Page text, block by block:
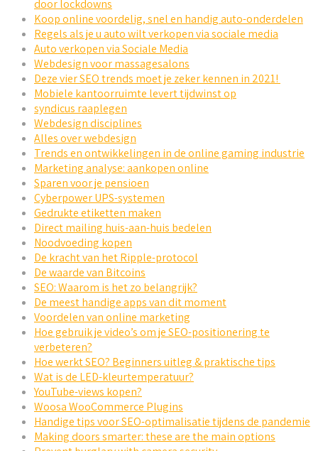
door lockdowns
Koop online voordelig, snel en handig auto-onderdelen
Regels als je u auto wilt verkopen via sociale media
Auto verkopen via Sociale Media
Webdesign voor massagesalons
Deze vier SEO trends moet je zeker kennen in 2021!
Mobiele kantoorruimte levert tijdwinst op
syndicus raaplegen
Webdesign disciplines
Alles over webdesign
Trends en ontwikkelingen in de online gaming industrie
Marketing analyse: aankopen online
Sparen voor je pensioen
Cyberpower UPS-systemen
Gedrukte etiketten maken
Direct mailing huis-aan-huis bedelen
Noodvoeding kopen
De kracht van het Ripple-protocol
De waarde van Bitcoins
SEO: Waarom is het zo belangrijk?
De meest handige apps van dit moment
Voordelen van online marketing
Hoe gebruik je video’s om je SEO-positionering te
verbeteren?
Hoe werkt SEO? Beginners uitleg & praktische tips
Wat is de LED-kleurtemperatuur?
YouTube-views kopen?
Woosa WooCommerce Plugins
Handige tips voor SEO-optimalisatie tijdens de pandemie
Making doors smarter: these are the main options